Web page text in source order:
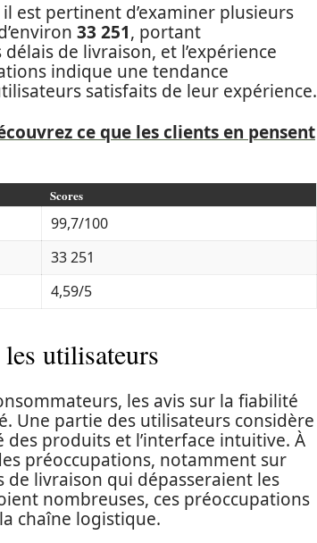
il est pertinent d’examiner plusieurs
33 251, portant
délais de livraison, et l’expérience
indique une tendance
satisfaits de leur expérience.
ce que les clients en pensent
Scores
99,7/100
33 251
4,59/5
utilisateurs
les avis sur la fiabilité
Une partie des utilisateurs considère
produits et l’interface intuitive. À
préoccupations, notamment sur
de livraison qui dépasseraient les
nombreuses, ces préoccupations
chaîne logistique.